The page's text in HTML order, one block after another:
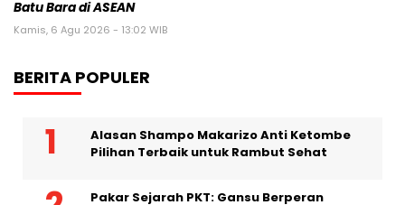
Fair Finance Asia Desak Perbankan
Hentikan Pendanaan untuk Sektor
Pilihan Terbaik untuk Rambut Sehat